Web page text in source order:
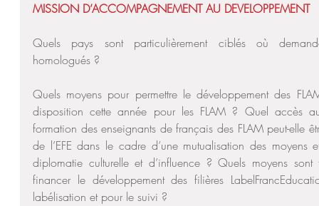
MISSION D’ACCOMPAGNEMENT AU DEVELOPPEMENT
Quels pays sont particulièrement ciblés où
homologués ?
Quels moyens pour permettre le développement des
disposition cette année pour les FLAM ? Quel accès
formation des enseignants de français des FLAM peut-elle
de l’EFE dans le cadre d’une mutualisation des
diplomatie culturelle et d’influence ? Quels moyens
financer le développement des filières
labélisation et pour le suivi ?